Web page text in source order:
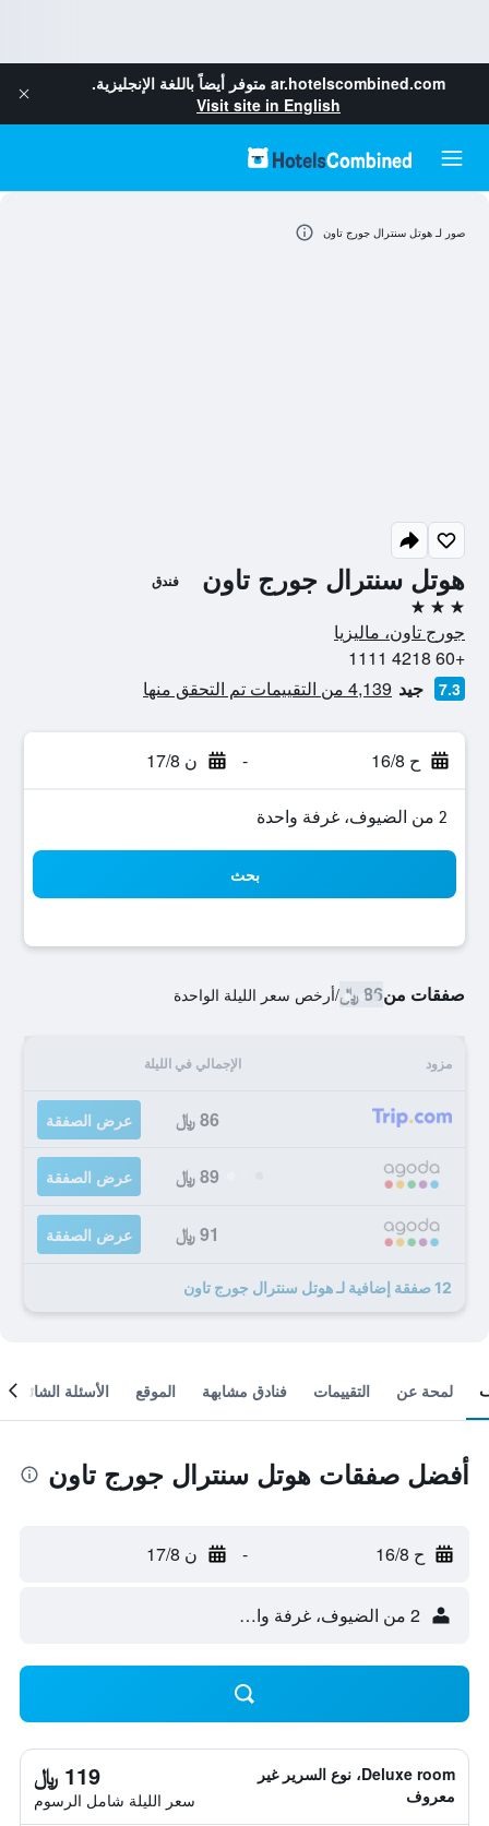
ar.hotelscombined.com متوفر أيضاً باللغة الإنجليزية.
Visit site in English
هوتل سنترال جورج تاون فندق
3 نجوم
جورج تاون، ماليزيا
+60 4218 1111
7.3 جيد 4,139 من التقييمات تم التحقق منها
ح 16/8 - ن 17/8
2 من الضيوف، غرفة واحدة
بحث
صفقات من86 ﷼ /أرخص سعر الليلة الواحدة
مزود الإجمالي في الليلة
86 ﷼ عرض الصفقة
89 ﷼ عرض الصفقة
91 ﷼ عرض الصفقة
12 صفقة إضافية لـ هوتل سنترال جورج تاون
صور لـ هوتل سنترال جورج تاون
لمحة عن التقييمات فنادق مشابهة الموقع الأسئلة الشائعة
أفضل صفقات هوتل سنترال جورج تاون
ح 16/8 - ن 17/8
2 من الضيوف، غرفة واحدة
Deluxe room، نوع السرير غير
معروف
119 ﷼
سعر الليلة شامل الرسوم